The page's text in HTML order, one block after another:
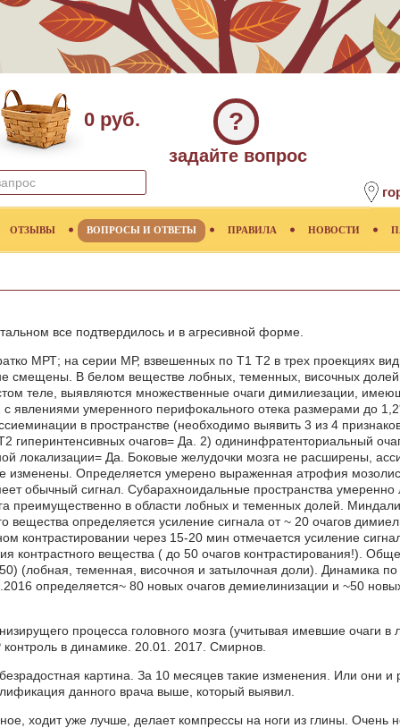
0 руб. ?
задайте вопрос
ОТЗЫВЫ ВОПРОСЫ И ОТВЕТЫ ПРАВИЛА НОВОСТИ
все подтвердилось и в агресивной форме.
МРТ; на серии МР, взвешенных по Т1 Т2 в трех проекциях
смещены. В белом веществе лобных, теменных, височных долей
теле, выявляются множественные очаги димилиезации,
явлениями умеренного перифокального отека размерами до
в пространстве (необходимо выявить 3 из 4
гиперинтенсивных очагов= Да. 2) одининфратенториальный
локализации= Да. Боковые желудочки мозга не расширены,
изменены. Определяется умерено выраженная атрофия
обычный сигнал. Субарахноидальные пространства
преимущественно в области лобных и теменных долей.
вещества определяется усиление сигнала от ~ 20 очагов
контрастировании через 15-20 мин отмечается усиление
контрастного вещества ( до 50 очагов контрастирования!).
(лобная, теменная, височноя и затылочная доли). Динамика
определяется~ 80 новых очагов демиелинизации и ~50
процесса головного мозга (учитывая имевшие очаги в
в динамике. 20.01. 2017. Смирнов.
картина. За 10 месяцев такие изменения. Или они
данного врача выше, который выявил.
ходит уже лучше, делает компрессы на ноги из глины. Очень